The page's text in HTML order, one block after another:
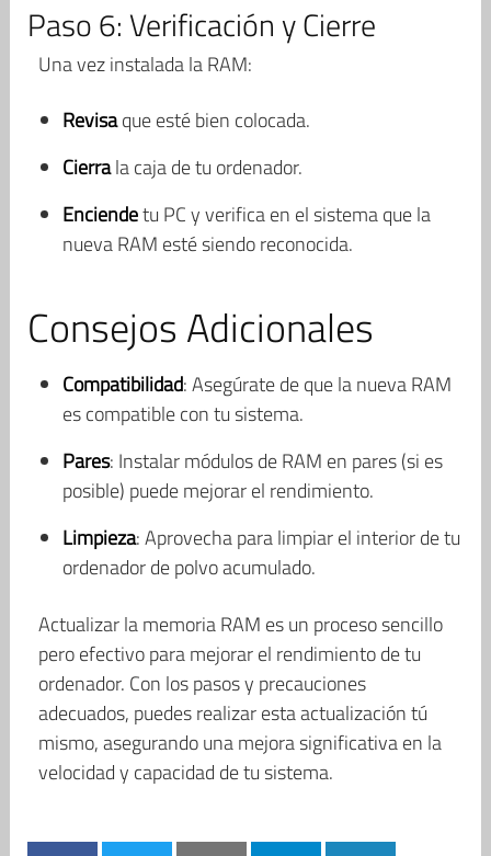
Paso 6: Verificación y Cierre
Una vez instalada la RAM:
Revisaque esté bien colocada.
Cierrala caja de tu ordenador.
Enciendetu PC y verifica en el sistema que la
nueva RAM esté siendo reconocida.
Consejos Adicionales
Compatibilidad: Asegúrate de que la nueva RAM
es compatible con tu sistema.
Pares: Instalar módulos de RAM en pares (si es
posible) puede mejorar el rendimiento.
Limpieza: Aprovecha para limpiar el interior de tu
ordenador de polvo acumulado.
Actualizar la memoria RAM es un proceso sencillo
pero efectivo para mejorar el rendimiento de tu
ordenador. Con los pasos y precauciones
adecuados, puedes realizar esta actualización tú
mismo, asegurando una mejora significativa en la
velocidad y capacidad de tu sistema.